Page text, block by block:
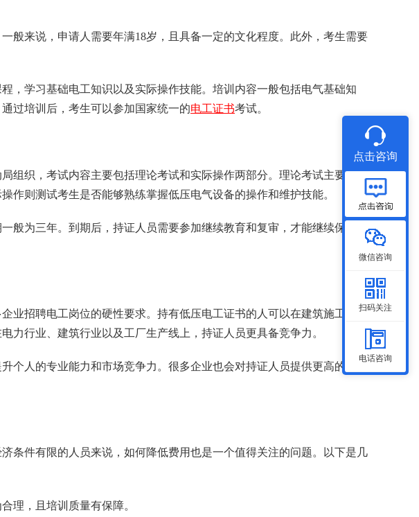
般来说，申请人需要年满18岁，且具备一定的文化程度。此外，考生需要
，学习基础电工知识以及实际操作技能。培训内容一般包括电气基础知
过培训后，考生可以参加国家统一的电工证书考试。
组织，考试内容主要包括理论考试和实际操作两部分。理论考试主要考察
作则测试考生是否能够熟练掌握低压电气设备的操作和维护技能。
般为三年。到期后，持证人员需要参加继续教育和复审，才能继续保持证
业招聘电工岗位的硬性要求。持有低压电工证书的人可以在建筑施工、电
力行业、建筑行业以及工厂生产线上，持证人员更具备竞争力。
个人的专业能力和市场竞争力。很多企业也会对持证人员提供更高的薪酬
条件有限的人员来说，如何降低费用也是一个值得关注的问题。以下是几
理，且培训质量有保障。
点击咨询
微信咨询
扫码关注
电话咨询